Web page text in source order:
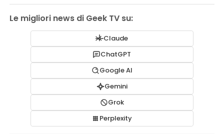
Le migliori news di Geek TV su:
Claude
ChatGPT
Google AI
Gemini
Grok
Perplexity